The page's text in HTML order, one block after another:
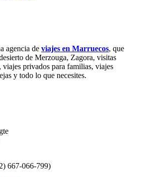
agencia de viajes en Marruecos, que
de Merzouga, Zagora, visitas
viajes privados para familias, viajes
y todo lo que necesites.
667-066-799)